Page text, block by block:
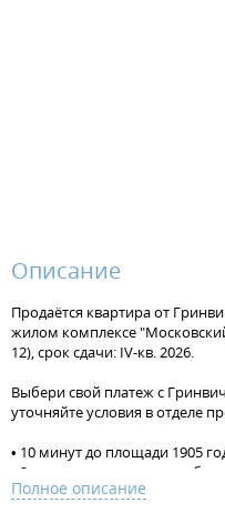
Описание
Продаётся квартира от
жилом комплексе
12), срок сдачи: IV-кв. 2026.
Выбери свой платеж с
уточняйте условия в отделе
• 10 минут до площади 1905
• 2 минуты до остановки
• 9 минут до метро Чкаловская
Полное описание